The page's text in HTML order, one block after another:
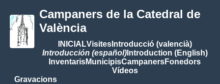
Campaners de la Catedral de
València
INICIALVisitesIntroducció (valencià)
Introducción (español)Introduction (English)
InventarisMunicipisCampanersFonedors
Vídeos
Gravacions